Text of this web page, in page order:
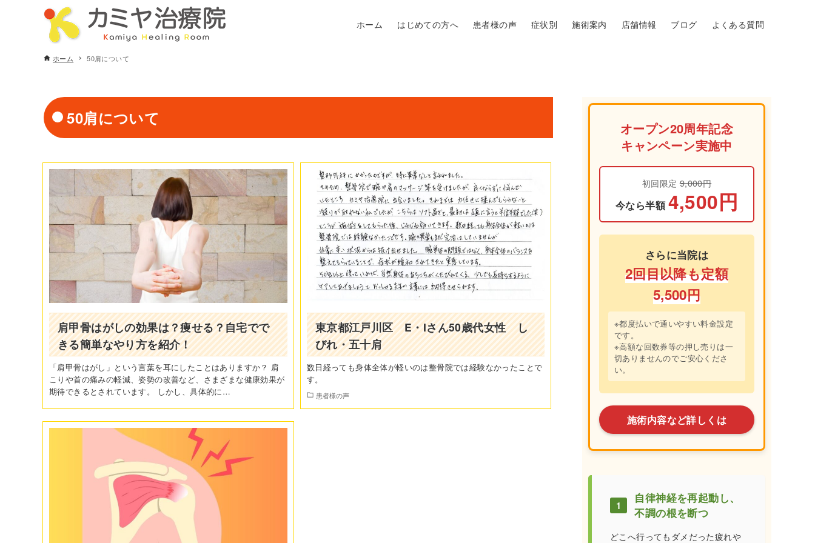
ホーム はじめての方へ 患者様の声 症状別 施術案内 店舗情報 ブログ よくある質問
ホーム 50肩について
50肩について
肩甲骨はがしの効果は？痩せる？自宅でで
きる簡単なやり方を紹介！
「肩甲骨はがし」という言葉を耳にしたことはありますか？ 肩
こりや首の痛みの軽減、姿勢の改善など、さまざまな健康効果が
期待できるとされています。 しかし、具体的に…
東京都江戸川区 E・Iさん50歳代女性 し
びれ・五十肩
数日経っても身体全体が軽いのは整骨院では経験なかったことで
す。
患者様の声
オープン20周年記念
キャンペーン実施中
初回限定9,000円
今なら半額4,500円
さらに当院は
2回目以降も定額
5,500円
※都度払いで通いやすい料金設定
です。
※高額な回数券等の押し売りは一
切ありませんのでご安心くださ
い。
施術内容など詳しくは
1
自律神経を再起動し、
不調の根を断つ
どこへ行ってもダメだった疲れや